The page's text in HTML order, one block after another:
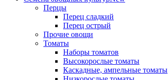
Перцы
Перец сладкий
Перец острый
Прочие овощи
Томаты
Наборы томатов
Высокорослые томаты
Каскадные, ампельные томаты